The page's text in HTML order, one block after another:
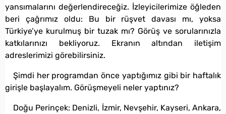
yansımalarını değerlendireceğiz. İzleyicilerimize öğleden
beri çağrımız oldu: Bu bir rüşvet davası mı, yoksa
Türkiye’ye kurulmuş bir tuzak mı? Görüş ve sorularınızla
katkılarınızı bekliyoruz. Ekranın altından iletişim
adreslerimizi görebilirsiniz.
Şimdi her programdan önce yaptığımız gibi bir haftalık
girişle başlayalım. Görüşmeyeli neler yaptınız?
Doğu Perinçek: Denizli, İzmir, Nevşehir, Kayseri, Ankara,